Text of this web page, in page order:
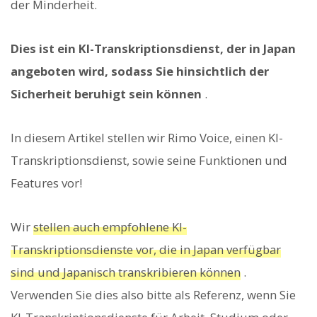
der Minderheit.
Dies ist ein KI-Transkriptionsdienst, der in Japan
angeboten wird, sodass Sie hinsichtlich der
Sicherheit beruhigt sein können .
In diesem Artikel stellen wir Rimo Voice, einen KI-
Transkriptionsdienst, sowie seine Funktionen und
Features vor!
Wirstellen auch empfohlene KI-
Transkriptionsdienste vor, die in Japan verfügbar
sind und Japanisch transkribieren können .
Verwenden Sie dies also bitte als Referenz, wenn Sie